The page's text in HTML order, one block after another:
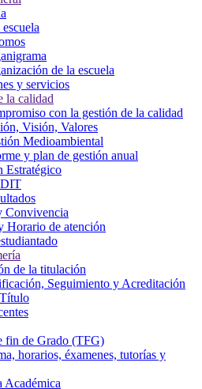
de la escuela
y servicios
la calidad
con la gestión de la calidad
Visión, Valores
Medioambiental
y plan de gestión anual
Estratégico
Convivencia
Horario de atención
de la titulación
Seguimiento y Acreditación
fin de Grado (TFG)
horarios, éxamenes, tutorías y
Académica